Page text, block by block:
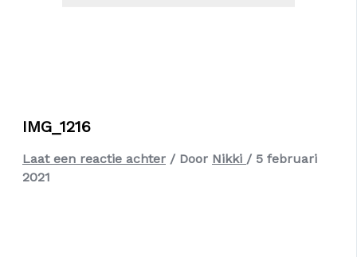
IMG_1216
Laat een reactie achter / Door Nikki / 5 februari
2021